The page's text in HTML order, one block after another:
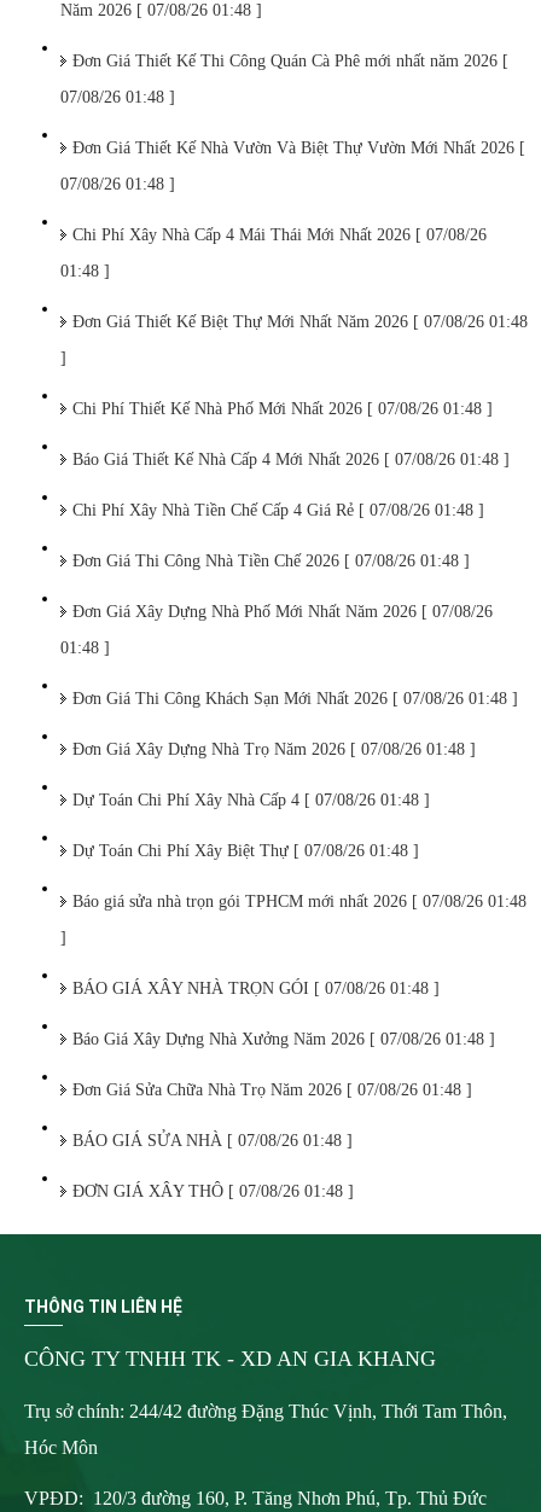
Năm 2026 [ 07/08/26 01:48 ]
Đơn Giá Thiết Kế Thi Công Quán Cà Phê mới nhất năm 2026 [
07/08/26 01:48 ]
Đơn Giá Thiết Kế Nhà Vườn Và Biệt Thự Vườn Mới Nhất 2026 [
07/08/26 01:48 ]
Chi Phí Xây Nhà Cấp 4 Mái Thái Mới Nhất 2026 [ 07/08/26
01:48 ]
Đơn Giá Thiết Kế Biệt Thự Mới Nhất Năm 2026 [ 07/08/26 01:48
]
Chi Phí Thiết Kế Nhà Phố Mới Nhất 2026 [ 07/08/26 01:48 ]
Báo Giá Thiết Kế Nhà Cấp 4 Mới Nhất 2026 [ 07/08/26 01:48 ]
Chi Phí Xây Nhà Tiền Chế Cấp 4 Giá Rẻ [ 07/08/26 01:48 ]
Đơn Giá Thi Công Nhà Tiền Chế 2026 [ 07/08/26 01:48 ]
Đơn Giá Xây Dựng Nhà Phố Mới Nhất Năm 2026 [ 07/08/26
01:48 ]
Đơn Giá Thi Công Khách Sạn Mới Nhất 2026 [ 07/08/26 01:48 ]
Đơn Giá Xây Dựng Nhà Trọ Năm 2026 [ 07/08/26 01:48 ]
Dự Toán Chi Phí Xây Nhà Cấp 4 [ 07/08/26 01:48 ]
Dự Toán Chi Phí Xây Biệt Thự [ 07/08/26 01:48 ]
Báo giá sửa nhà trọn gói TPHCM mới nhất 2026 [ 07/08/26 01:48
]
BÁO GIÁ XÂY NHÀ TRỌN GÓI [ 07/08/26 01:48 ]
Báo Giá Xây Dựng Nhà Xưởng Năm 2026 [ 07/08/26 01:48 ]
Đơn Giá Sửa Chữa Nhà Trọ Năm 2026 [ 07/08/26 01:48 ]
BÁO GIÁ SỬA NHÀ [ 07/08/26 01:48 ]
ĐƠN GIÁ XÂY THÔ [ 07/08/26 01:48 ]
THÔNG TIN LIÊN HỆ
CÔNG TY TNHH TK - XD AN GIA KHANG
Trụ sở chính: 244/42 đường Đặng Thúc Vịnh, Thới Tam Thôn,
Hóc Môn
VPĐD: 120/3 đường 160, P. Tăng Nhơn Phú, Tp. Thủ Đức